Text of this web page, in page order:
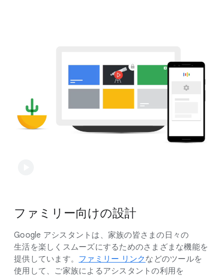
ファミリー向けの​設計
Google アシスタントは、​家族の​皆さまの​日々の​
生活を​楽しく​スムーズに​する​ための​さまざまな​機能を​
提供しています。 ファミリー リンクなどの​ツールを​
使用して、​ご家族に​よる​アシスタントの​利用を​